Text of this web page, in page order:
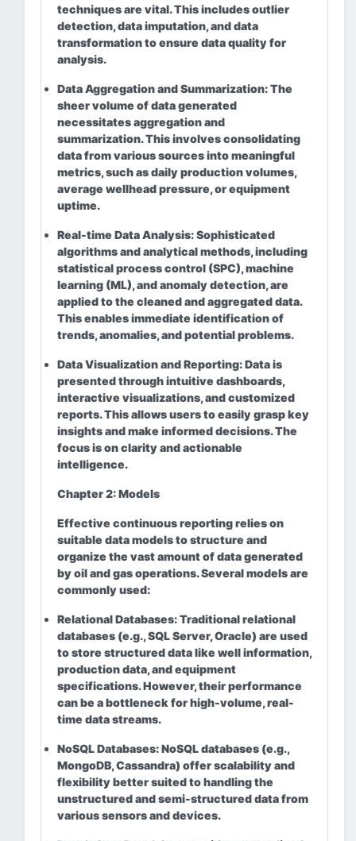
techniques are vital. This includes outlier
detection, data imputation, and data
transformation to ensure data quality for
analysis.
Data Aggregation and Summarization:The
sheer volume of data generated
necessitates aggregation and
summarization. This involves consolidating
data from various sources into meaningful
metrics, such as daily production volumes,
average wellhead pressure, or equipment
uptime.
Real-time Data Analysis:Sophisticated
algorithms and analytical methods, including
statistical process control (SPC), machine
learning (ML), and anomaly detection, are
applied to the cleaned and aggregated data.
This enables immediate identification of
trends, anomalies, and potential problems.
Data Visualization and Reporting:Data is
presented through intuitive dashboards,
interactive visualizations, and customized
reports. This allows users to easily grasp key
insights and make informed decisions. The
focus is on clarity and actionable
intelligence.
Chapter 2: Models
Effective continuous reporting relies on
suitable data models to structure and
organize the vast amount of data generated
by oil and gas operations. Several models are
commonly used:
Relational Databases:Traditional relational
databases (e.g., SQL Server, Oracle) are used
to store structured data like well information,
production data, and equipment
specifications. However, their performance
can be a bottleneck for high-volume, real-
time data streams.
NoSQL Databases:NoSQL databases (e.g.,
MongoDB, Cassandra) offer scalability and
flexibility better suited to handling the
unstructured and semi-structured data from
various sensors and devices.